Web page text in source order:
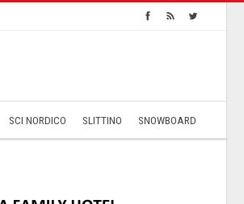
SCI NORDICO SLITTINO SNOWBOARD